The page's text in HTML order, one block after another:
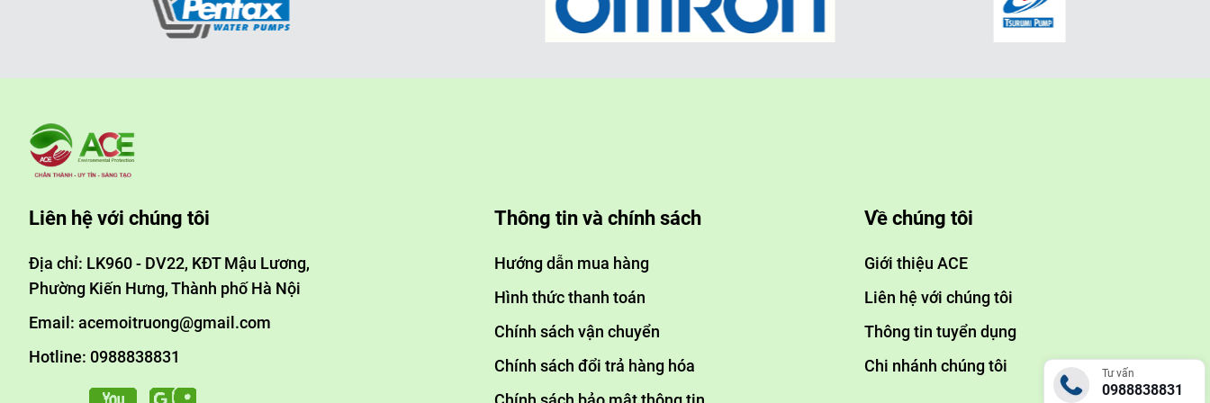
Liên hệ với chúng tôi
Địa chỉ: LK960 - DV22, KĐT Mậu Lương,
Phường Kiến Hưng, Thành phố Hà Nội
Email: acemoitruong@gmail.com
Hotline: 0988838831
Thông tin và chính sách
Hướng dẫn mua hàng
Hình thức thanh toán
Chính sách vận chuyển
Chính sách đổi trả hàng hóa
Về chúng tôi
Giới thiệu ACE
Liên hệ với chúng tôi
Thông tin tuyển dụng
Chi nhánh chúng tôi
Tư vấn
0988838831